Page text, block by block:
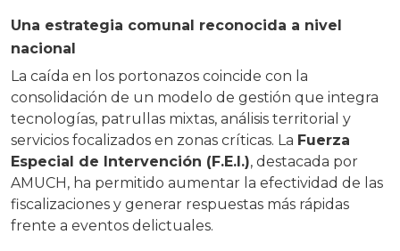
Una estrategia comunal reconocida a nivel
nacional
La caída en los portonazos coincide con la
consolidación de un modelo de gestión que integra
tecnologías, patrullas mixtas, análisis territorial y
servicios focalizados en zonas críticas. La Fuerza
Especial de Intervención (F.E.I.), destacada por
AMUCH, ha permitido aumentar la efectividad de las
fiscalizaciones y generar respuestas más rápidas
frente a eventos delictuales.